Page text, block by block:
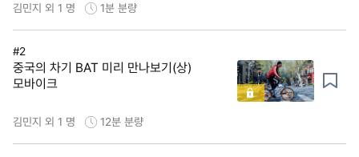
김민지 외 1 명 1분 분량
#2
중국의 차기 BAT 미리 만나보기(상)
모바이크
김민지 외 1 명 12분 분량